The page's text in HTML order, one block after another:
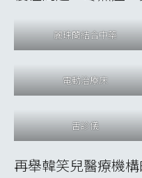
總是竭盡所能的為
瞬間，大家一同發
個方劑阿!原來是這
些韓國同學心滿意
上下午跟診結束，
離開現場，而是古
城的街道間，尋找